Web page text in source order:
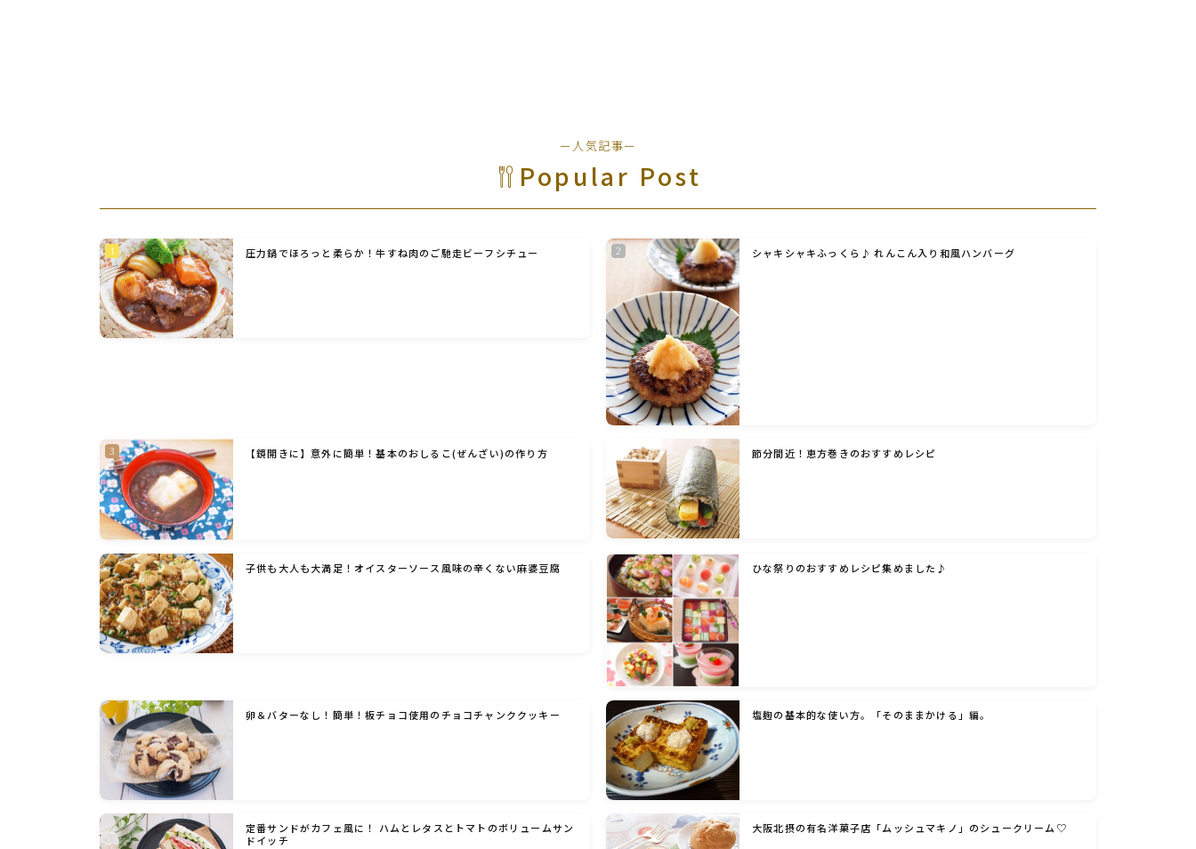
根菜料理（にんじん・ごぼう・かぶ・大根・れ
芋類(じゃが芋・さつま芋・里芋・山芋)
もやし・豆苗・たけのこ・せり・ふき・その他
マクロビスイーツ・自然派おやつ
パン・パンケーキ・スコーン・食事パイ・ケー
米/ご飯料理・もち料理
麺料理(パスタ・うどん・そうめん・春雨な
ハム・ベーコン・ソーセー・・スパム・チーズ
ー人気記事ー
Popular Post
圧力鍋でほろっと柔らか！牛すね肉のご馳走ビーフシチュー シャキシャキふっくら♪ れんこん入り和風ハンバーグ
【鏡開きに】意外に簡単！基本のおしるこ(ぜんざい)の作り方 節分間近！恵方巻きのおすすめレシピ
子供も大人も大満足！オイスターソース風味の辛くない麻婆豆腐 ひな祭りのおすすめレシピ集めました♪
卵＆バターなし！簡単！板チョコ使用のチョコチャンククッキー 塩麹の基本的な使い方。「そのままかける」編。
定番サンドがカフェ風に！ ハムとレタスとトマトのボリュームサン
ドイッチ
大阪北摂の有名洋菓子店「ムッシュマキノ」のシュークリーム♡